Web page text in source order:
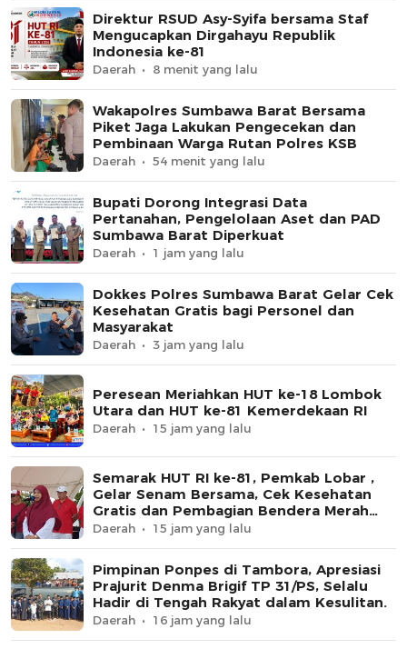
Direktur RSUD Asy-Syifa bersama Staf
Mengucapkan Dirgahayu Republik
Indonesia ke-81
Daerah 8 menit yang lalu
Wakapolres Sumbawa Barat Bersama
Piket Jaga Lakukan Pengecekan dan
Pembinaan Warga Rutan Polres KSB
Daerah 54 menit yang lalu
Bupati Dorong Integrasi Data
Pertanahan, Pengelolaan Aset dan PAD
Sumbawa Barat Diperkuat
Daerah 1 jam yang lalu
Dokkes Polres Sumbawa Barat Gelar Cek
Kesehatan Gratis bagi Personel dan
Masyarakat
Daerah 3 jam yang lalu
Peresean Meriahkan HUT ke-18 Lombok
Utara dan HUT ke-81 Kemerdekaan RI
Daerah 15 jam yang lalu
Semarak HUT RI ke-81, Pemkab Lobar ,
Gelar Senam Bersama, Cek Kesehatan
Gratis dan Pembagian Bendera Merah
Putih
Daerah 15 jam yang lalu
Pimpinan Ponpes di Tambora, Apresiasi
Prajurit Denma Brigif TP 31/PS, Selalu
Hadir di Tengah Rakyat dalam Kesulitan.
Daerah 16 jam yang lalu